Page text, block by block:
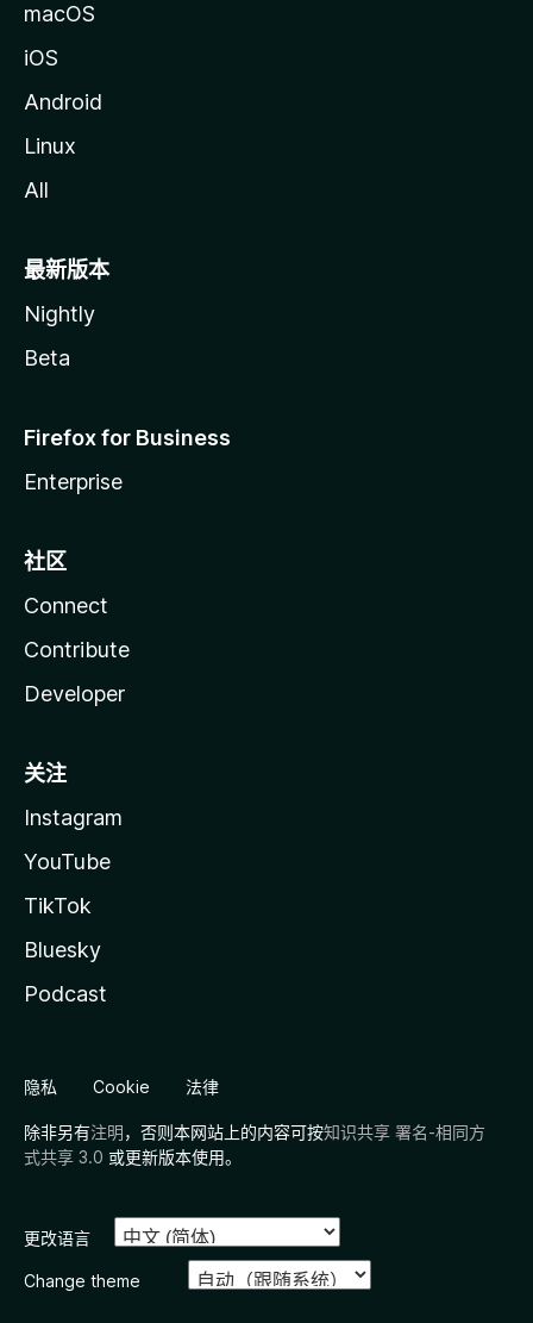
macOS
iOS
Android
Linux
All
最新版本
Nightly
Beta
Firefox for Business
Enterprise
社区
Connect
Contribute
Developer
关注
Instagram
YouTube
TikTok
Bluesky
Podcast
隐私 Cookie 法律
除非另有注明，否则本网站上的内容可按知识共享 署名-相同方
式共享 3.0 或更新版本使用。
更改语言
Change theme